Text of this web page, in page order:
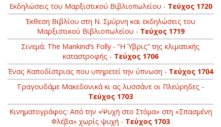
Εκδηλώσεις του Μαρξιστικού Βιβλιοπωλείου - Τεύχος 1720
Έκθεση Βιβλίου στη Ν. Σμύρνη και εκδηλώσεις του
Μαρξιστικού Βιβλιοπωλείου - Τεύχος 1719
Σινεμά: The Mankind’s Folly - “Η Ύβρις” της κλιματικής
καταστροφής - Τεύχος 1706
Ένας Καποδίστριας που υπηρετεί την ύπνωση - Τεύχος 1704
Τραγουδάμε Μακεδονικά κι ας λυσσάνε οι Πλεύρηδες -
Τεύχος 1703
Κινηματογράφος: Από την «Ψυχή στο Στόμα» στη «Σπασμένη
Φλέβα» χωρίς ψυχή - Τεύχος 1703